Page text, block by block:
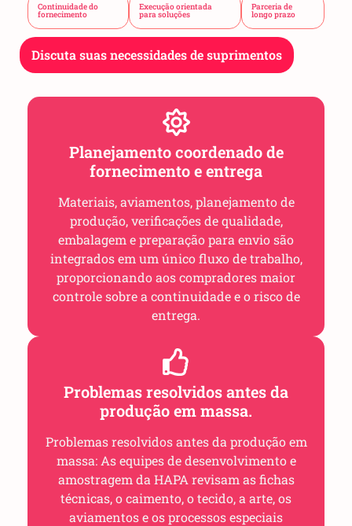
Continuidade do
fornecimento
Execução orientada
para soluções
Parceria de
longo prazo
Discuta suas necessidades de suprimentos
Planejamento coordenado de
fornecimento e entrega
Materiais, aviamentos, planejamento de
produção, verificações de qualidade,
embalagem e preparação para envio são
integrados em um único fluxo de trabalho,
proporcionando aos compradores maior
controle sobre a continuidade e o risco de
entrega.
Problemas resolvidos antes da
produção em massa.
Problemas resolvidos antes da produção em
massa: As equipes de desenvolvimento e
amostragem da HAPA revisam as fichas
técnicas, o caimento, o tecido, a arte, os
aviamentos e os processos especiais